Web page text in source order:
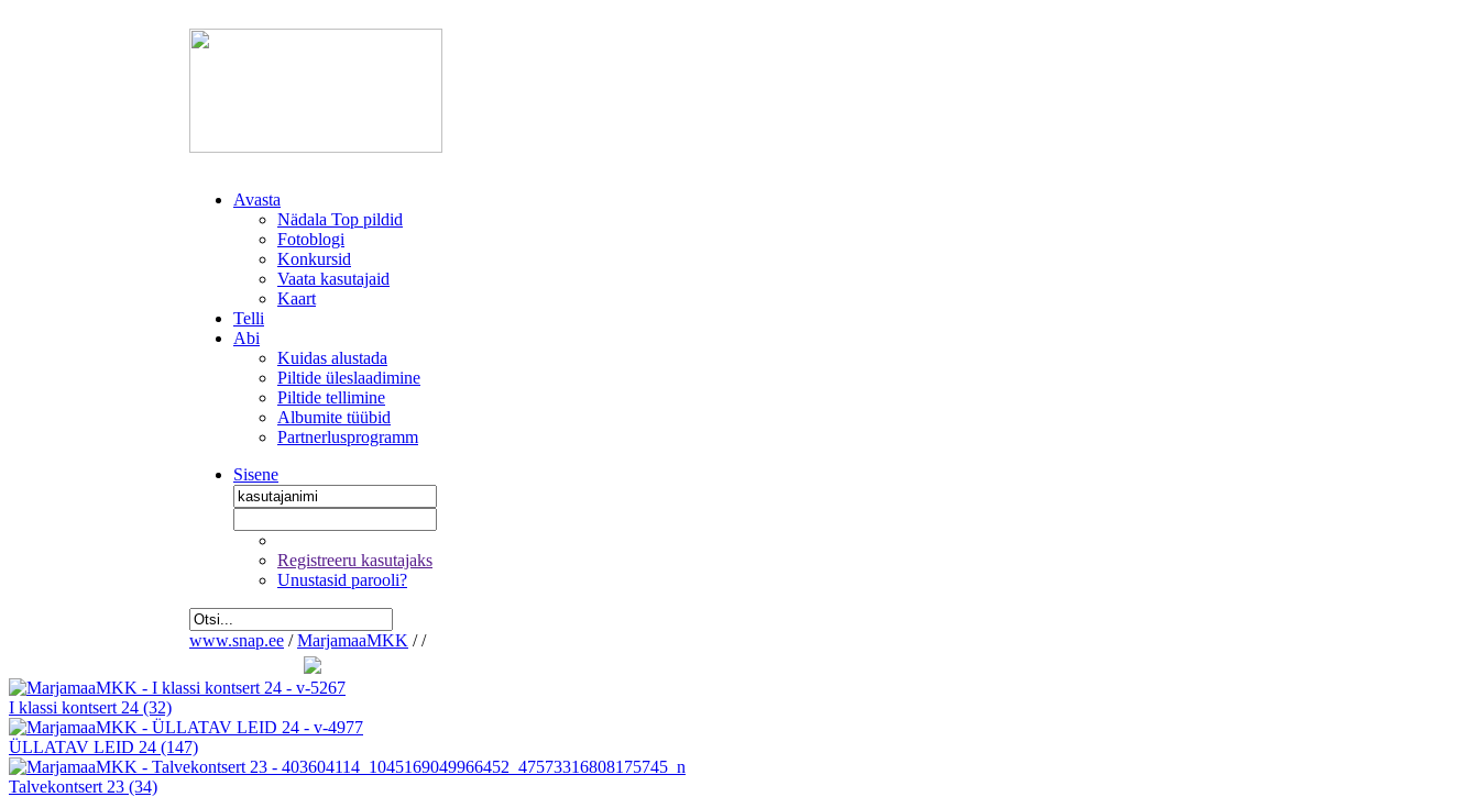
Avasta
Nädala Top pildid
Fotoblogi
Konkursid
Vaata kasutajaid
Kaart
Telli
Abi
Kuidas alustada
Piltide üleslaadimine
Piltide tellimine
Albumite tüübid
Partnerlusprogramm
Sisene
Registreeru kasutajaks
Unustasid parooli?
www.snap.ee / MarjamaaMKK / /
I klassi kontsert 24 (32)
ÜLLATAV LEID 24 (147)
Talvekontsert 23 (34)